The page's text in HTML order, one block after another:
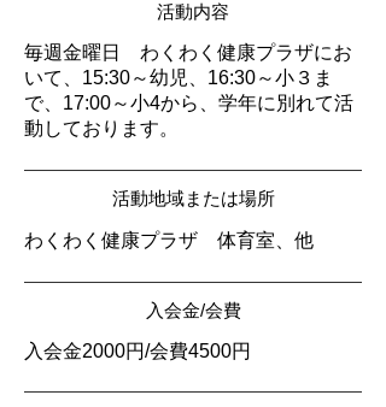
活動内容
毎週金曜日 わくわく健康プラザにお
いて、15:30～幼児、16:30～小３ま
で、17:00～小4から、学年に別れて活
動しております。
活動地域または場所
わくわく健康プラザ 体育室、他
入会金/会費
入会金2000円/会費4500円